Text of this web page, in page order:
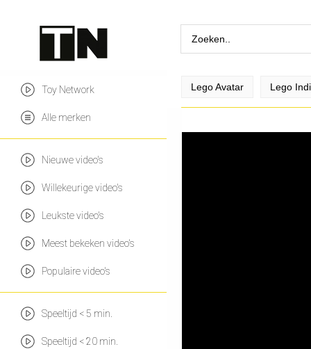
Toy Network
Alle merken
Nieuwe video's
Willekeurige video's
Leukste video's
Meest bekeken video's
Populaire video's
Speeltijd < 5 min.
Speeltijd < 20 min.
Lego Avatar Lego